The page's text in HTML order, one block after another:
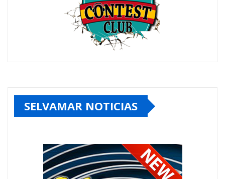
SELVAMAR NOTICIAS